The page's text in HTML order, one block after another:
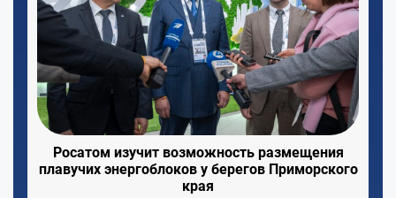
Росатом изучит возможность размещения
плавучих энергоблоков у берегов Приморского
края